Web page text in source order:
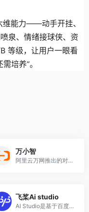
维能力——动手开挂、
泉、情绪接球侠、资
等级，让用户一眼看
培养”。
万小智
阿里云万网推出的对话式 AI 建站平台
飞桨Ai studio
AI Studio是基于百度深度学习平台飞桨的人工智能学习与实训社区，集开放数据、开源算法、免费算力三位一体，为开发者提供高效学习和开发环境。